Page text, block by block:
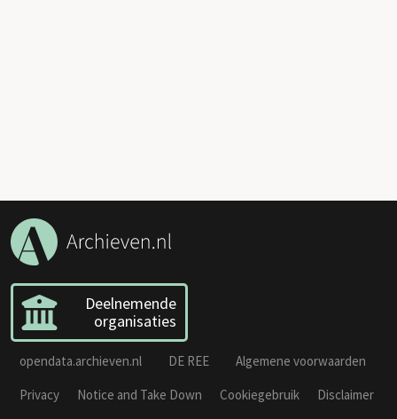
Deelnemende
organisaties
opendata.archieven.nl DE REE
Algemene voorwaarden
Privacy
Notice and Take Down Cookiegebruik
Disclaimer